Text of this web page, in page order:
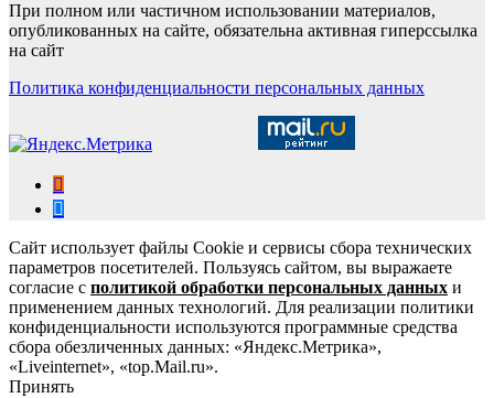
При полном или частичном использовании материалов,
опубликованных на сайте, обязательна активная гиперссылка
на сайт
Политика конфиденциальности персональных данных
Сайт использует файлы Cookie и сервисы сбора технических
параметров посетителей. Пользуясь сайтом, вы выражаете
согласие с политикой обработки персональных данных и
применением данных технологий. Для реализации политики
конфиденциальности используются программные средства
сбора обезличенных данных: «Яндекс.Метрика»,
«Liveinternet», «top.Mail.ru».
Принять